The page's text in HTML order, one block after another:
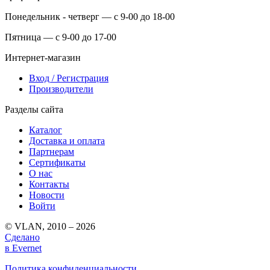
Понедельник - четверг — с 9-00 до 18-00
Пятница — с 9-00 до 17-00
Интернет-магазин
Вход / Регистрация
Производители
Разделы сайта
Каталог
Доставка и оплата
Партнерам
Сертификаты
О нас
Контакты
Новости
Войти
© VLAN, 2010 – 2026
Сделано
в Evernet